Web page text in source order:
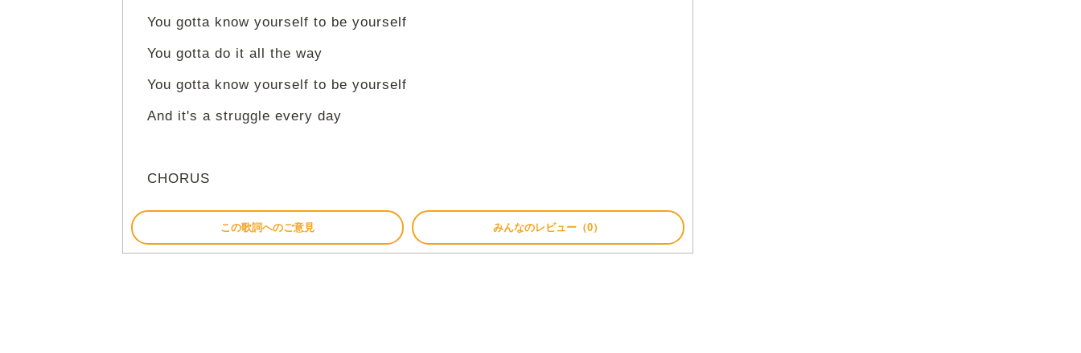
You gotta know yourself to be yourself
You gotta do it all the way
You gotta know yourself to be yourself
And it's a struggle every day
CHORUS
この歌詞へのご意見 みんなのレビュー（0）